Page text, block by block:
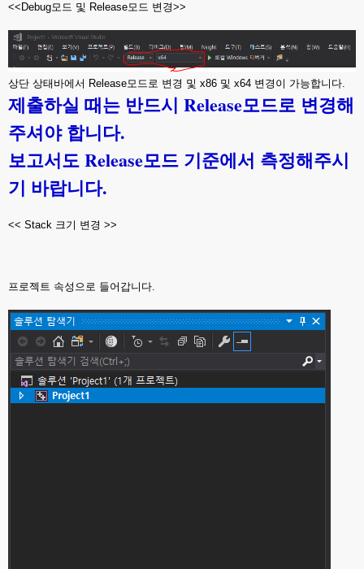
<<Debug모드 및 Release모드 변경>>
상단 상태바에서 Release모드로 변경 및 x86 및 x64 변경이 가능합니다.
제출하실 때는 반드시 Release모드로 변경해
주셔야 합니다.
보고서도 Release모드 기준에서 측정해주시
기 바랍니다.
<< Stack 크기 변경 >>
프로젝트 속성으로 들어갑니다.